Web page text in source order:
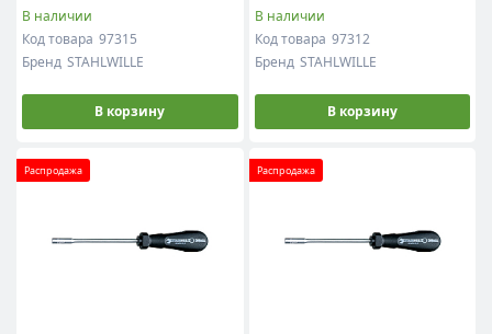
В наличии
Код товара 97315
Бренд STAHLWILLE
В корзину
В наличии
Код товара 97312
Бренд STAHLWILLE
В корзину
Распродажа Распродажа